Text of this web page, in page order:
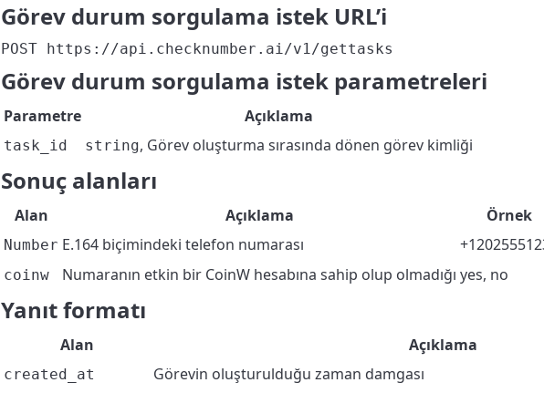
Görev durum sorgulama istek URL’i
POST https://api.checknumber.ai/v1/gettasks
Görev durum sorgulama istek parametreleri
Parametre Açıklama
task_id string, Görev oluşturma sırasında dönen görev kimliği
Sonuç alanları
Alan Açıklama Örnek
Number E.164 biçimindeki telefon numarası
coinw Numaranın etkin bir CoinW hesabına sahip olup olmadığı yes, no
Yanıt formatı
Alan Açıklama
created_at Görevin oluşturulduğu zaman damgası